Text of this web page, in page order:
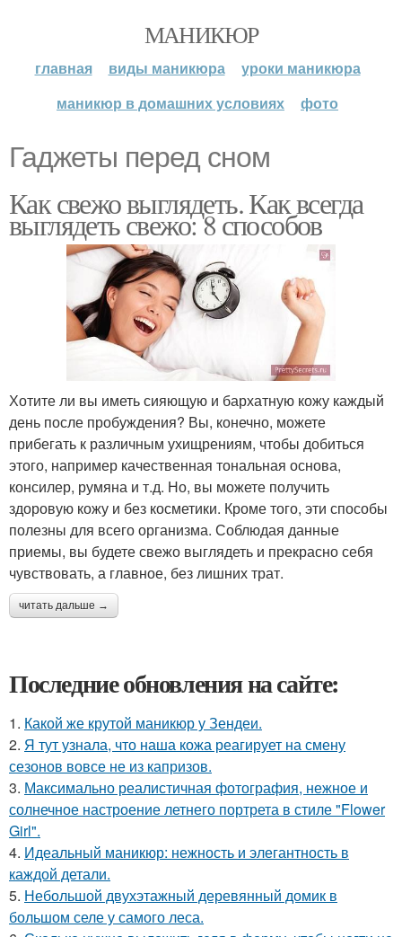
МАНИКЮР
главная виды маникюра
уроки маникюра
маникюр в домашних условиях
фото
Гаджеты перед сном
Как свежо выглядеть. Как всегда
выглядеть свежо: 8 способов
Хотите ли вы иметь сияющую и бархатную кожу каждый
день после пробуждения? Вы, конечно, можете
прибегать к различным ухищрениям, чтобы добиться
этого, например качественная тональная основа,
консилер, румяна и т.д. Но, вы можете получить
здоровую кожу и без косметики. Кроме того, эти способы
полезны для всего организма. Соблюдая данные
приемы, вы будете свежо выглядеть и прекрасно себя
чувствовать, а главное, без лишних трат.
читать дальше →
Последние обновления на сайте:
1. Какой же крутой маникюр у Зендеи.
2. Я тут узнала, что наша кожа реагирует на смену
сезонов вовсе не из капризов.
3. Максимально реалистичная фотография, нежное и
солнечное настроение летнего портрета в стиле "Flower
Girl".
4. Идеальный маникюр: нежность и элегантность в
каждой детали.
5. Небольшой двухэтажный деревянный домик в
большом селе у самого леса.